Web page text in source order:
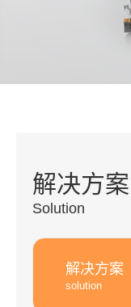
解决方案
Solution
解决方案
solution